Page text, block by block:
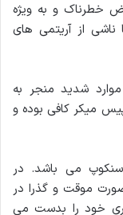
خطرناک و به ویژه
از آریتمی های
شدید منجر به
میکر کافی بوده و
می باشد. در
موقت و گذرا در
خود را بدست می